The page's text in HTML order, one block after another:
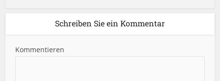
Schreiben Sie ein Kommentar
Kommentieren